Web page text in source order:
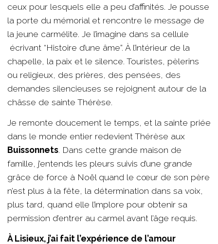
ceux pour lesquels elle a peu d’affinités. Je pousse
la porte du mémorial et rencontre le message de
la jeune carmélite. Je l’imagine dans sa cellule
écrivant “Histoire d’une âme”. À l’intérieur de la
chapelle, la paix et le silence. Touristes, pèlerins
ou religieux, des prières, des pensées, des
demandes silencieuses se rejoignent autour de la
châsse de sainte Thérèse.
Je remonte doucement le temps, et la sainte priée
dans le monde entier redevient Thérèse aux
Buissonnets. Dans cette grande maison de
famille, j’entends les pleurs suivis d’une grande
grâce de force à Noël quand le cœur de son père
n’est plus à la fête, la détermination dans sa voix,
plus tard, quand elle l’implore pour obtenir sa
permission d’entrer au carmel avant l’âge requis.
À Lisieux, j’ai fait l’expérience de l’amour